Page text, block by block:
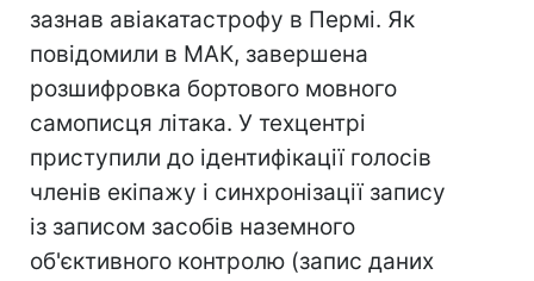
зазнав авіакатастрофу в Пермі. Як
повідомили в МАК, завершена
розшифровка бортового мовного
самописця літака. У техцентрі
приступили до ідентифікації голосів
членів екіпажу і синхронізації запису
із записом засобів наземного
об'єктивного контролю (запис даних